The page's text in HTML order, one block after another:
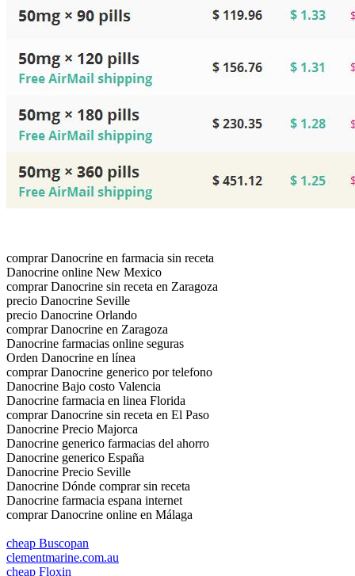
comprar Danocrine en farmacia sin receta
Danocrine online New Mexico
comprar Danocrine sin receta en Zaragoza
precio Danocrine Seville
precio Danocrine Orlando
comprar Danocrine en Zaragoza
Danocrine farmacias online seguras
Orden Danocrine en línea
comprar Danocrine generico por telefono
Danocrine Bajo costo Valencia
Danocrine farmacia en linea Florida
comprar Danocrine sin receta en El Paso
Danocrine Precio Majorca
Danocrine generico farmacias del ahorro
Danocrine generico España
Danocrine Precio Seville
Danocrine Dónde comprar sin receta
Danocrine farmacia espana internet
comprar Danocrine online en Málaga
cheap Buscopan
clementmarine.com.au
cheap Floxin